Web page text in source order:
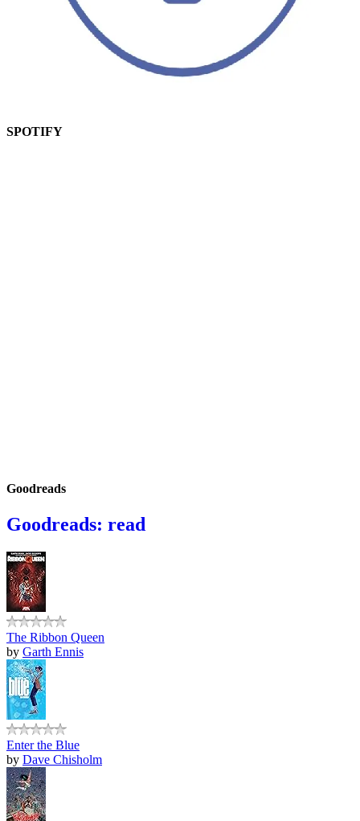
SPOTIFY
Goodreads
Goodreads: read
The Ribbon Queen
by Garth Ennis
Enter the Blue
by Dave Chisholm